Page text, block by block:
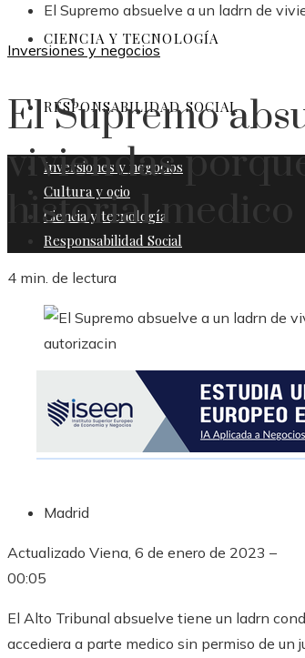
CIENCIA Y TECNOLOGÍA
RESPONSABILIDAD SOCIAL
Inversiones y negocios
Cultura y ocio
Ciencia y tecnología
Responsabilidad Social
El Supremo absuelve a un ladrn de
Inversiones y negocios
El Supremo
viviendas
historial
4 min. de lectura
Madrid
Actualizado Viena, 6 de enero de 2023 –
00:05
El Alto Tribunal absuelve tiene un ladrn
accediera a parte medico sin permiso de un